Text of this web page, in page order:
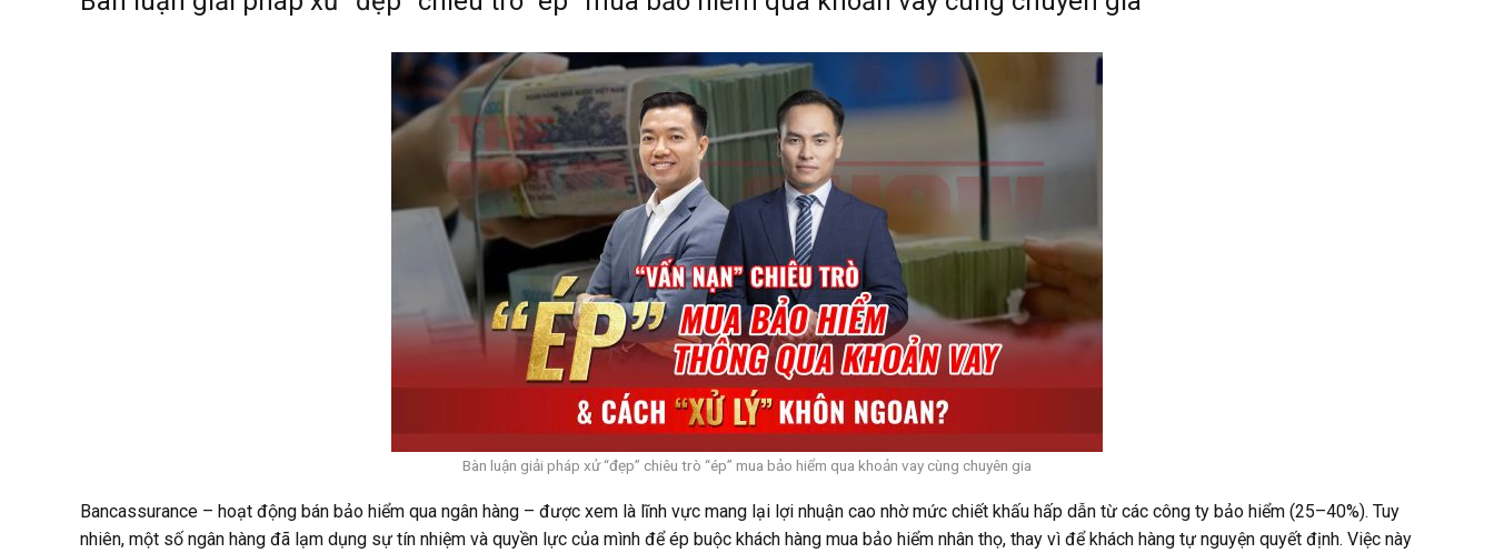
Bàn luận giải pháp xử “đẹp” chiêu trò “ép” mua bảo hiểm qua khoản vay cùng chuyên gia
Bancassurance – hoạt động bán bảo hiểm qua ngân hàng – được xem là lĩnh vực mang lại lợi nhuận cao nhờ mức chiết khấu hấp dẫn từ các công ty bảo hiểm (25–40%). Tuy
nhiên, một số ngân hàng đã lạm dụng sự tín nhiệm và quyền lực của mình để ép buộc khách hàng mua bảo hiểm nhân thọ, thay vì để khách hàng tự nguyện quyết định. Việc này